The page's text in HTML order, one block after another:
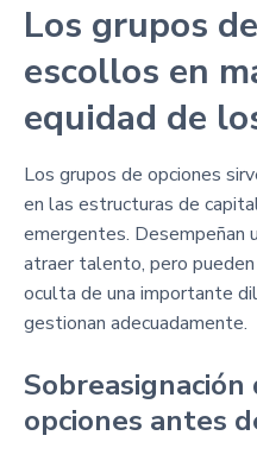
Los grupos
escollos en
equidad de
Los grupos de opciones
en las estructuras de
emergentes. Desempeñan
atraer talento, pero
oculta de una importante
gestionan adecuadamente.
opciones antes